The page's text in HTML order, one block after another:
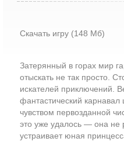
Скачать игру (148 Мб)
Затерянный в горах мир
отыскать не так просто.
искателей приключений.
фантастический
чувством первозданной
это уже удалось — она не
устраивает юная